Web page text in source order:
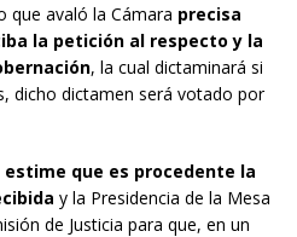
que avaló la Cámara precisa
la petición al respecto y la
, la cual dictaminará si
dicho dictamen será votado por
estime que es procedente la
y la Presidencia de la Mesa
de Justicia para que, en un